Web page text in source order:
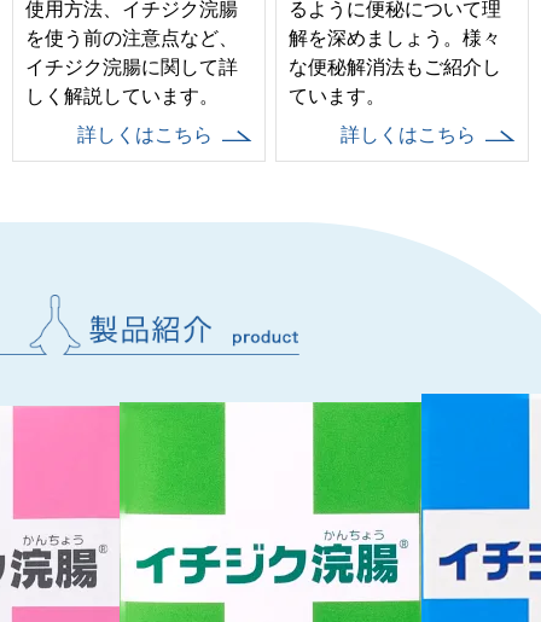
使用方法、イチジク浣腸
を使う前の注意点など、
イチジク浣腸に関して詳
しく解説しています。
詳しくはこちら
るように便秘について理
解を深めましょう。様々
な便秘解消法もご紹介し
ています。
詳しくはこちら